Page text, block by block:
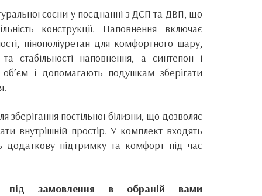
сосни у поєднанні з ДСП та ДВП, що
конструкції. Наповнення включає
пінополіуретан для комфортного шару,
стабільності наповнення, а синтепон і
і допомагають подушкам зберігати
постільної білизни, що дозволяє
внутрішній простір. У комплект входять
додаткову підтримку та комфорт під час
під замовлення в обраній вами